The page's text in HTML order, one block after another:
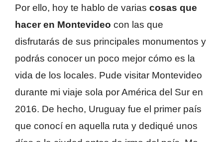
Por ello, hoy te hablo de varias cosas que
hacer en Montevideo con las que
disfrutarás de sus principales monumentos y
podrás conocer un poco mejor cómo es la
vida de los locales. Pude visitar Montevideo
durante mi viaje sola por América del Sur en
2016. De hecho, Uruguay fue el primer país
que conocí en aquella ruta y dediqué unos